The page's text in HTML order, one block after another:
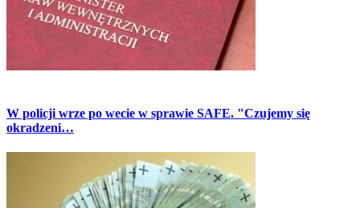
W policji wrze po wecie w sprawie SAFE. "Czujemy się
okradzeni…